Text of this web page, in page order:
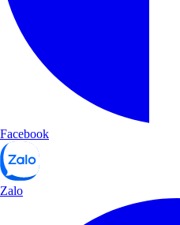
Facebook
Zalo